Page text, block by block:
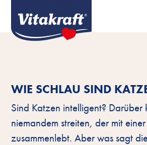
WIE SCHLAU SIND
Sind Katzen intelligent? Darüber
niemandem streiten, der mit
zusammenlebt. Aber was sagt